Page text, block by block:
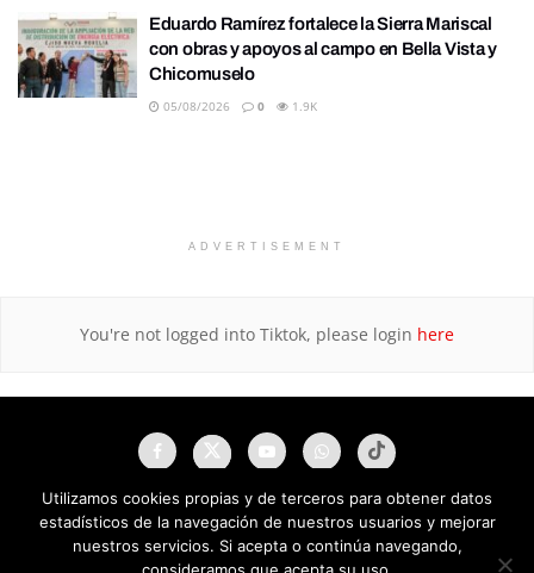
Eduardo Ramírez fortalece la Sierra Mariscal
con obras y apoyos al campo en Bella Vista y
Chicomuselo
05/08/2026 0 1.9K
ADVERTISEMENT
You're not logged into Tiktok, please login here
Utilizamos cookies propias y de terceros para obtener datos
estadísticos de la navegación de nuestros usuarios y mejorar
nuestros servicios. Si acepta o continúa navegando,